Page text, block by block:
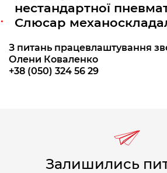
нестандартної
Слюсар
З питань працевлаштування
Олени Коваленко
+38 (050) 324 56 29
Залишились